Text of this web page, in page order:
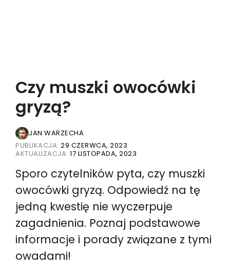
Czy muszki owocówki
gryzą?
JAN WARZECHA
PUBLIKACJA: 29 CZERWCA, 2023
AKTUALIZACJA: 17 LISTOPADA, 2023
Sporo czytelników pyta, czy muszki
owocówki gryzą. Odpowiedź na tę
jedną kwestię nie wyczerpuje
zagadnienia. Poznaj podstawowe
informacje i porady związane z tymi
owadami!